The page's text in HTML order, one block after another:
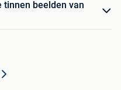
tinnen beelden van